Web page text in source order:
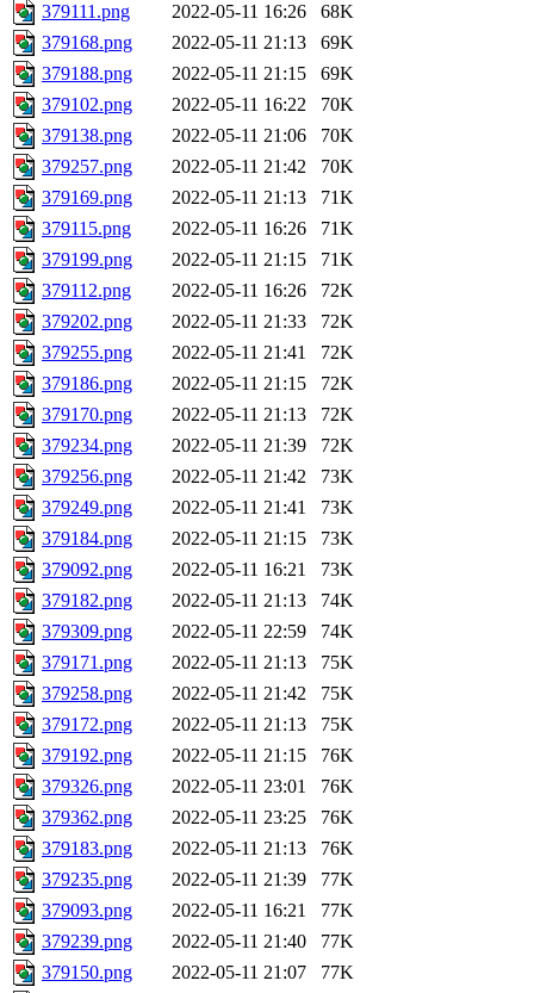
379111.png 2022-05-11 16:26
68K
379168.png
2022-05-11 21:13
69K
379188.png
2022-05-11 21:15
69K
379102.png
2022-05-11 16:22
70K
379138.png
2022-05-11 21:06
70K
379257.png
2022-05-11 21:42
70K
379169.png
2022-05-11 21:13
71K
379115.png
2022-05-11 16:26
71K
379199.png
2022-05-11 21:15
71K
379112.png
2022-05-11 16:26
72K
379202.png
2022-05-11 21:33
72K
379255.png
2022-05-11 21:41
72K
379186.png
2022-05-11 21:15
72K
379170.png
2022-05-11 21:13
72K
379234.png
2022-05-11 21:39
72K
379256.png
2022-05-11 21:42
73K
379249.png
2022-05-11 21:41
73K
379184.png
2022-05-11 21:15
73K
379092.png
2022-05-11 16:21
73K
379182.png
2022-05-11 21:13
74K
379309.png
2022-05-11 22:59
74K
379171.png
2022-05-11 21:13
75K
379258.png
2022-05-11 21:42
75K
379172.png
2022-05-11 21:13
75K
379192.png
2022-05-11 21:15
76K
379326.png
2022-05-11 23:01
76K
379362.png
2022-05-11 23:25
76K
379183.png
2022-05-11 21:13
76K
379235.png
2022-05-11 21:39
77K
379093.png
2022-05-11 16:21
77K
379239.png
2022-05-11 21:40
77K
379150.png
2022-05-11 21:07
77K